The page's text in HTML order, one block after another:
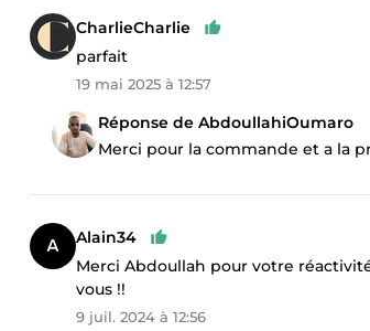
CharlieCharlie
parfait
19 mai 2025 à 12:57
Réponse de AbdoullahiOumaro
Merci pour la commande et a la
Alain34
Merci Abdoullah pour votre
vous !!
9 juil. 2024 à 12:56